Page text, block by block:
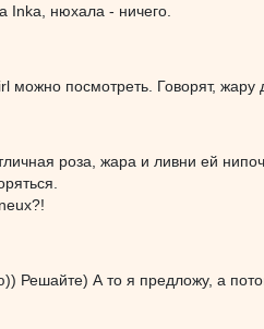
Inka, нюхала - ничего.
можно посмотреть. Говорят,
роза, жара и ливни ей
Решайте) А то я предложу, а